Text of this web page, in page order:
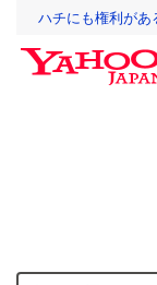
ハチにも権利が